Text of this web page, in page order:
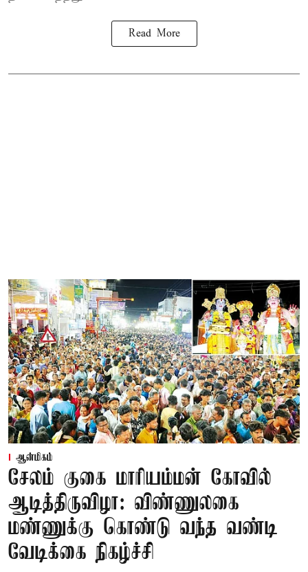
Read More
ஆன்மிகம்
சேலம் குகை மாரியம்மன் கோவில்
ஆடித்திருவிழா: விண்ணுலகை
மண்ணுக்கு கொண்டு வந்த வண்டி
வேடிக்கை நிகழ்ச்சி